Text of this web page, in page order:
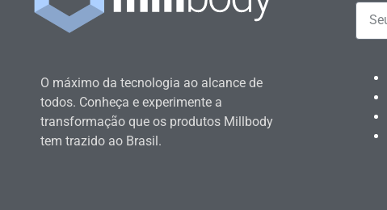
O máximo da tecnologia ao alcance de
todos. Conheça e experimente a
transformação que os produtos Millbody
tem trazido ao Brasil.